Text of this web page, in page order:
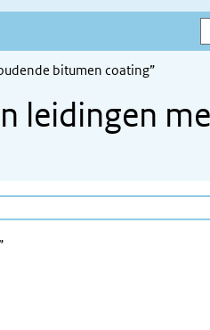
bitumen coating”
leidingen